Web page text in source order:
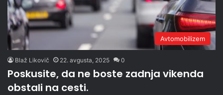
Avtomobilizem
Blaž Likovič 22. avgusta, 2025 0
Poskusite, da ne boste zadnja vikenda
obstali na cesti.